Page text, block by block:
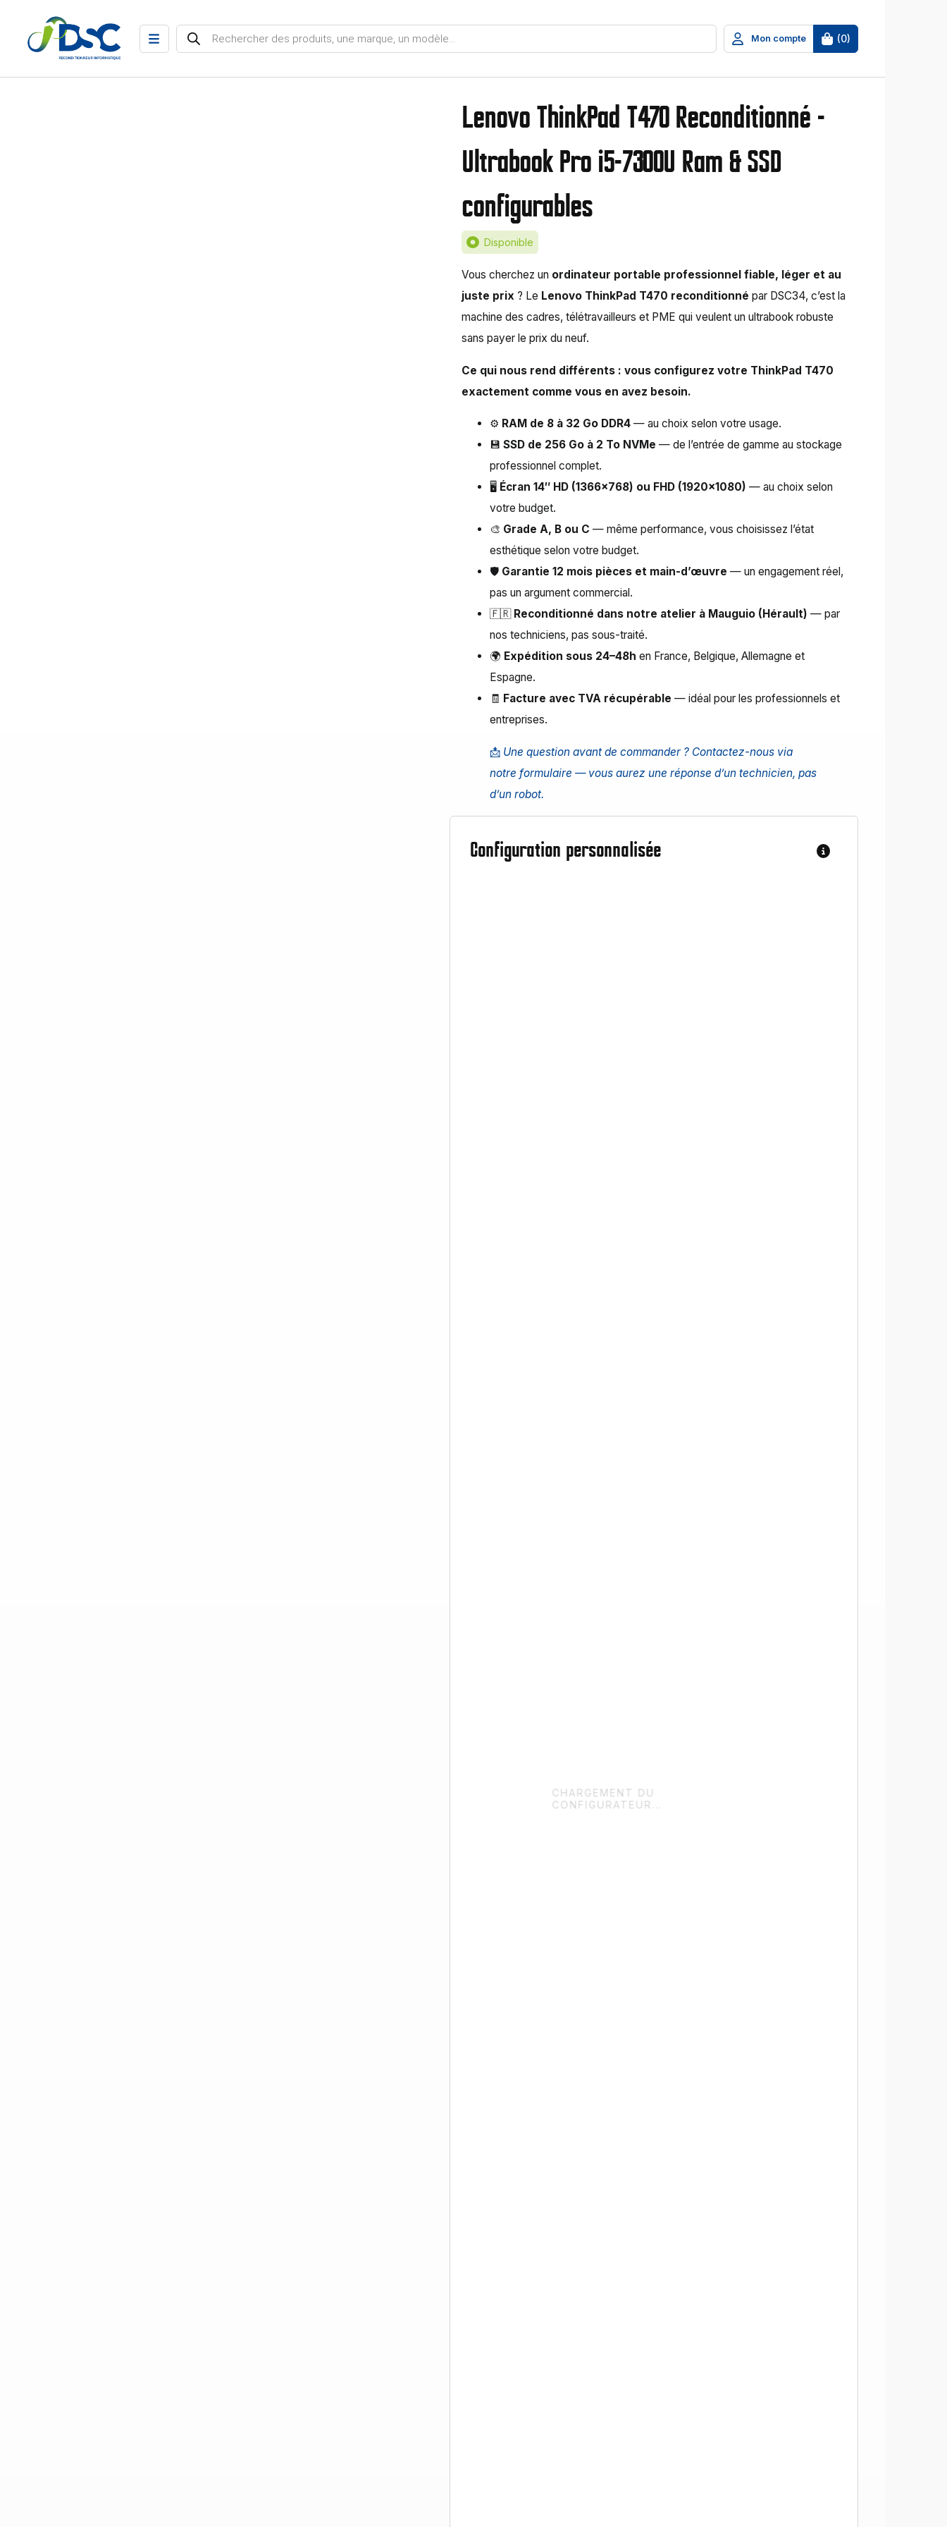
Recherche de produits
Mon compte (0)
Lenovo ThinkPad T470 Reconditionné -
Ultrabook Pro i5-7300U Ram & SSD
configurables
Disponible
Vous cherchez un ordinateur portable professionnel fiable, léger et au
juste prix ? Le Lenovo ThinkPad T470 reconditionné par DSC34, c’est la
machine des cadres, télétravailleurs et PME qui veulent un ultrabook robuste
sans payer le prix du neuf.
Ce qui nous rend différents : vous configurez votre ThinkPad T470
exactement comme vous en avez besoin.
⚙️ RAM de 8 à 32 Go DDR4 — au choix selon votre usage.
💾SSD de 256 Go à 2 To NVMe — de l’entrée de gamme au stockage
professionnel complet.
🖥️ Écran 14″ HD (1366×768) ou FHD (1920×1080) — au choix selon
votre budget.
🎨 Grade A, B ou C — même performance, vous choisissez l’état
esthétique selon votre budget.
🛡️ Garantie 12 mois pièces et main-d’œuvre — un engagement réel,
pas un argument commercial.
🇫🇷 Reconditionné dans notre atelier à Mauguio (Hérault) — par
nos techniciens, pas sous-traité.
🌍 Expédition sous 24–48h en France, Belgique, Allemagne et
Espagne.
🧾 Facture avec TVA récupérable — idéal pour les professionnels et
entreprises.
📩 Une question avant de commander ? Contactez-nous via
notre formulaire — vous aurez une réponse d’un technicien, pas
d’un robot.
Configuration personnalisée